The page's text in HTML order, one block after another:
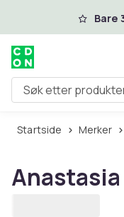
Hopp til Bare
Søk etter produkter
Startside Merker